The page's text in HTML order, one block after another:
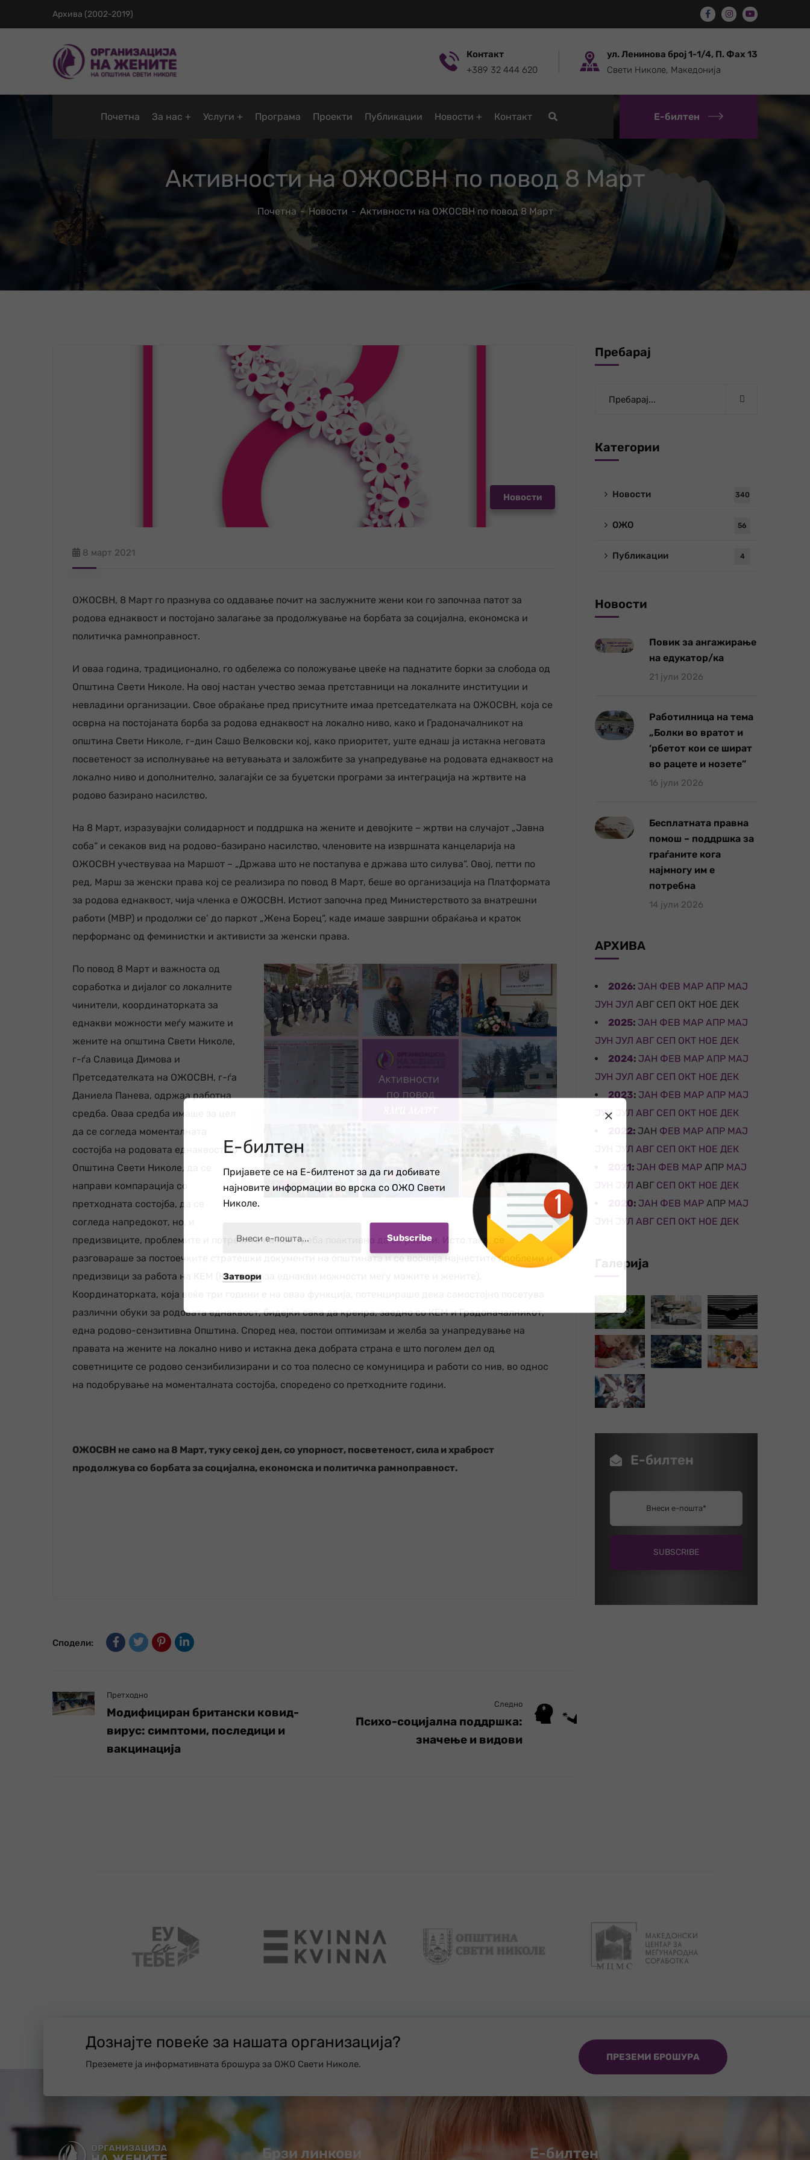
Архива (2002-2019)
Контакт
+389 32 444 620
ул. Ленинова број 1-1/4, П. Фах 13
Свети Николе, Македонија
Почетна За нас Услуги Програмa Проекти Публикации Новости Контакт Е-билтен
Активности на ОЖОСВН по повод 8 Март
Почетна Новости Активности на ОЖОСВН по повод 8 Март
Новости
8 март 2021
ОЖОСВН, 8 Март го празнува со оддавање почит на заслужните жени кои го започнаа патот за
родова еднаквост и постојано залагање за продолжување на борбата за социјална, економска и
политичка рамноправност.
И оваа година, традиционално, го одбележа со положување цвеќе на паднатите борки за слобода од
Oпштина Свети Николе. На овој настан учество земаа претставници на локалните институции и
невладини организации. Свое обраќање пред присутните имаа претседателката на ОЖОСВН, која се
осврна на постојаната борба за родова еднаквост на локално ниво, како и Градоначалникот на
општина Свети Николе, г-дин Сашо Велковски кој, како приоритет, уште еднаш ја истакна неговата
посветеност за исполнување на ветувањата и заложбите за унапредување на родовата еднаквост на
локално ниво и дополнително, залагајќи се за буџетски програми за интеграција на жртвите на
родово базирано насилство.
На 8 Март, изразувајки солидарност и поддршка на жените и девојките – жртви на случајот „Јавна
соба“ и секаков вид на родово-базирано насилство, членовите на извршната канцеларија на
ОЖОСВН учествуваа на Маршот – „Држава што не постапува е држава што силува“. Овој, петти по
ред, Марш за женски права кој се реализира по повод 8 Март, беше во организација на Платформата
за родова еднаквост, чија членка е ОЖОСВН. Истиот започна пред Министерството за внатрешни
работи (МВР) и продолжи се’ до паркот „Жена Борец“, каде имаше завршни обраќања и краток
перформанс од феминистки и активисти за женски права.
По повод 8 Март и важноста од
соработка и дијалог со локалните
чинители, координаторката за
еднакви можности меѓу мажите и
жените на општина Свети Николе,
г-ѓа Славица Димова и
Претседателката на ОЖОСВН, г-ѓа
Даниела Панева, одржаа работна
средба. Оваа средба имаше за цел
да се согледа моменталната
состојба на родовата еднаквост во
Општина Свети Николе, да се
направи компарација со
претходната состојба, да се
согледа напредокот, но, и
предизвиците, проблемите и потребите на кои треба поактивно да се работи. Исто така, се
разговараше за постоечките стратешки документи на општината и се воочија најчестите проблеми и
предизвици за работа на КЕМ (Комисија за еднакви можности меѓу мажите и жените).
Координаторката, која веќе три години е на оваа функција, потенцираше дека самостојно посетува
различни обуки за родовата еднаквост, бидејќи сака да креира, заедно со КЕМ и Градоначалникот,
една родово-сензитивна Општина. Според неа, постои оптимизам и желба за унапредување на
правата на жените на локално ниво и истакна дека добрата страна е што поголем дел од
советниците се родово сензибилизирани и со тоа полесно се комуницира и работи со нив, во однос
на подобрување на моменталната состојба, споредено со претходните години.
ОЖОСВН не само на 8 Март, туку секој ден, со упорност, посветеност, сила и храброст
продолжува со борбата за социјална, економска и политичка рамноправност.
Сподели:
Претходно
Модифициран британски ковид-
вирус: симптоми, последици и
вакцинација
Следно
Психо-социјална поддршка:
значење и видови
Пребарај
Категории
Новости 340
ОЖО 56
Публикации 4
Новости
Повик за ангажирање
на едукатор/ка
21 јули 2026
Работилница на тема
„Болки во вратот и
‘рбетот кои се шират
во рацете и нозете”
16 јули 2026
Бесплатната правна
помош – поддршка за
граѓаните кога
најмногу им е
потребна
14 јули 2026
АРХИВА
2026: ЈАН ФЕВ МАР АПР МАЈ
ЈУН ЈУЛ АВГ СЕП ОКТ НОЕ ДЕК
2025: ЈАН ФЕВ МАР АПР МАЈ
ЈУН ЈУЛ АВГ СЕП ОКТ НОЕ ДЕК
2024: ЈАН ФЕВ МАР АПР МАЈ
ЈУН ЈУЛ АВГ СЕП ОКТ НОЕ ДЕК
2023: ЈАН ФЕВ МАР АПР МАЈ
ЈУН
ЈУЛ АВГ СЕП ОКТ НОЕ ДЕК
2022: ЈАН ФЕВ МАР АПР МАЈ
ЈУЛ АВГ СЕП ОКТ НОЕ ДЕК
2021: ЈАН ФЕВ МАР АПР МАЈ
ЈУЛ АВГ СЕП ОКТ НОЕ ДЕК
2020: ЈАН ФЕВ МАР АПР МАЈ
ЈУЛ АВГ СЕП ОКТ НОЕ ДЕК
Галерија
Е-билтен
Дознајте повеќе за нашата организација?
Преземете ја информативната брошура за ОЖО Свети Николе.
ПРЕЗЕМИ БРОШУРА
Брзи линкови Е-билтен
Е-билтен
Пријавете се на Е-билтенот за да ги добивате
најновите информации во врска со ОЖО Свети
Николе.
Затвори